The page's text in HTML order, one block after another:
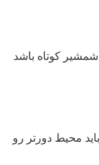
کوتاه باشد
محیط دورتر رو